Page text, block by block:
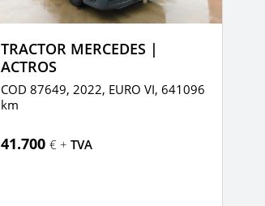
TRACTOR MERCEDES |
ACTROS
COD 87649, 2022, EURO VI, 641096
km
41.700 € + TVA